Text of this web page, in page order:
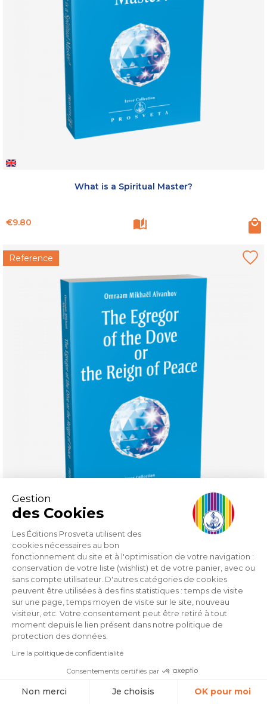
Gestion
des Cookies
Les Éditions Prosveta utilisent des
cookies nécessaires au bon
fonctionnement du site et à l'optimisation de votre navigation :
conservation de votre liste (wishlist) et de votre panier, avec ou
sans compte utilisateur. D'autres catégories de cookies
peuvent être utilisées à des fins statistiques : temps de visite
sur une page, temps moyen de visite sur le site, nouveau
visiteur, etc. Votre consentement peut être retiré à tout
moment depuis le lien présent dans notre politique de
protection des données.
Lire la politique de confidentialité
Consentements certifiés par
Non merci Je choisis OK pour moi
What is a Spiritual Master?
Price
€9.80
Reference
The Egregor of the Dove or the Reign of Peace
Price
€9.80